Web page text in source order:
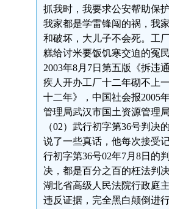
抓我时，我要求公安帮助保
我家都是学雷锋闯的祸，我
和破坏，大儿子不会死。工
糕给讨米要饭饥寒交迫的冤
2003年8月7日第五版《拆违
疾人开办工厂十二年砌不上
十二年》，中国社会报2005
管理局武汉市国土资源管理
（02）武行初字第36号判
说了一些真话，他每次接受
行初字第36号02年7月8日的
决，都是百分之百的枉法判
湖北省高级人民法院行政庭
违反证据，完全黑白颠倒进